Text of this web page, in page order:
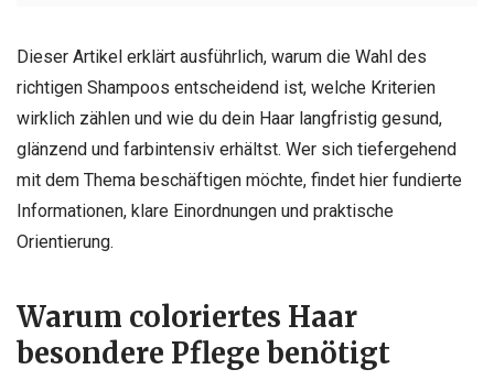
Dieser Artikel erklärt ausführlich, warum die Wahl des
richtigen Shampoos entscheidend ist, welche Kriterien
wirklich zählen und wie du dein Haar langfristig gesund,
glänzend und farbintensiv erhältst. Wer sich tiefergehend
mit dem Thema beschäftigen möchte, findet hier fundierte
Informationen, klare Einordnungen und praktische
Orientierung.
Warum coloriertes Haar
besondere Pflege benötigt